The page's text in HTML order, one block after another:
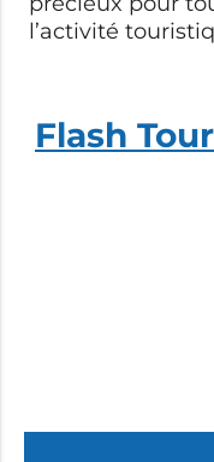
l’activité
Flash